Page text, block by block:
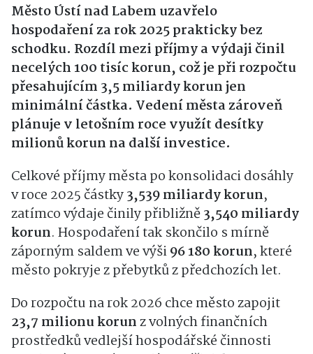
Město Ústí nad Labem uzavřelo
hospodaření za rok 2025 prakticky bez
schodku. Rozdíl mezi příjmy a výdaji činil
necelých 100 tisíc korun, což je při rozpočtu
přesahujícím 3,5 miliardy korun jen
minimální částka. Vedení města zároveň
plánuje v letošním roce využít desítky
milionů korun na další investice.
Celkové příjmy města po konsolidaci dosáhly
v roce 2025 částky3,539 miliardy korun,
zatímco výdaje činily přibližně3,540 miliardy
korun. Hospodaření tak skončilo s mírně
záporným saldem ve výši96 180 korun, které
město pokryje z přebytků z předchozích let.
Do rozpočtu na rok 2026 chce město zapojit
23,7 milionu korunz volných finančních
prostředků vedlejší hospodářské činnosti